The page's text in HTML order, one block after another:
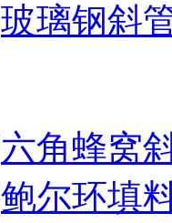
玻璃钢斜
六角蜂窝
鲍尔环填